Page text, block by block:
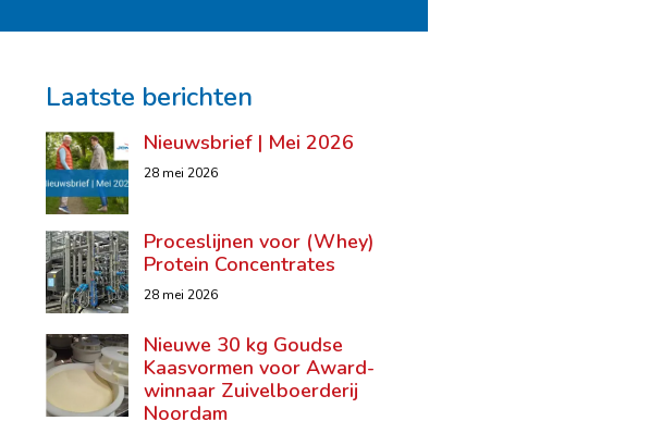
Laatste berichten
Nieuwsbrief | Mei 2026
28 mei 2026
Proceslijnen voor (Whey)
Protein Concentrates
28 mei 2026
Nieuwe 30 kg Goudse
Kaasvormen voor Award-
winnaar Zuivelboerderij
Noordam